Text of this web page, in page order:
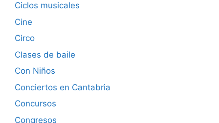
Ciclos musicales
Cine
Circo
Clases de baile
Con Niños
Conciertos en Cantabria
Concursos
Congresos